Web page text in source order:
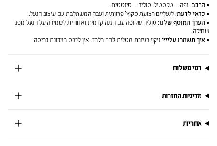
▪ הרכב:גפה - טקסטיל. סוליה - סינטטית.
▪ כדאי לדעת:לנעליים רצועת סקוץ' פרוותית ועבה המשתלבת עם עיצוב הנעל.
▪ הערך המוסף שלנו: סוליה שקופה עם הגנה קדמית ואחורית לשמירה על הנעל מפני
שחיקה.
▪איך תשמרו עליי?ניקוי בעזרת מטלית לחה בלבד. אין לכבס במכונת כביסה.
דמי משלוח
מדיניות החזרות
אחריות